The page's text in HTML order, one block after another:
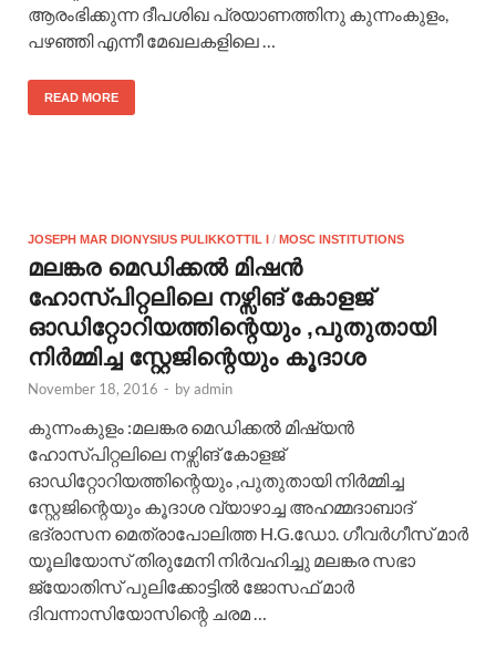
ആരംഭിക്കുന്ന ദീപശിഖ പ്രയാണത്തിനു കുന്നംകുളം,
പഴഞ്ഞി എന്നീ മേഖലകളിലെ …
READ MORE
JOSEPH MAR DIONYSIUS PULIKKOTTIL I / MOSC INSTITUTIONS
മലങ്കര മെഡിക്കൽ മിഷന്‍
ഹോസ്പിറ്റലിലെ നഴ്സിങ് കോളജ്
ഓഡിറ്റോറിയത്തിന്റെയും ,പുതുതായി
നിർമ്മിച്ച സ്റ്റേജിന്റെയും കൂദാശ
November 18, 2016 - byadmin
കുന്നംകുളം :മലങ്കര മെഡിക്കൽ മിഷ്യൻ
ഹോസ്പിറ്റലിലെ നഴ്സിങ് കോളജ്
ഓഡിറ്റോറിയത്തിന്റെയും ,പുതുതായി നിർമ്മിച്ച
സ്റ്റേജിന്റെയും കൂദാശ വ്യാഴാച്ച അഹമ്മദാബാദ്
ഭദ്രാസന മെത്രാപോലിത്ത H.G.ഡോ. ഗീവർഗീസ് മാർ
യൂലിയോസ്‌ തിരുമേനി നിർവഹിച്ചു മലങ്കര സഭാ
ജ്യോതിസ് പുലിക്കോട്ടിൽ ജോസഫ് മാർ
ദിവന്നാസിയോസിന്റെ ചരമ …